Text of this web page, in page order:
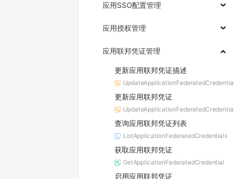
应用SSO配置管理
应用授权管理
应用联邦凭证管理
更新应用联邦凭证描述
更新应用联邦凭证
UpdateApplicationFederatedCredential
查询应用联邦凭证列表
ListApplicationFederatedCredentials
获取应用联邦凭证
GetApplicationFederatedCredential
启用应用联邦凭证